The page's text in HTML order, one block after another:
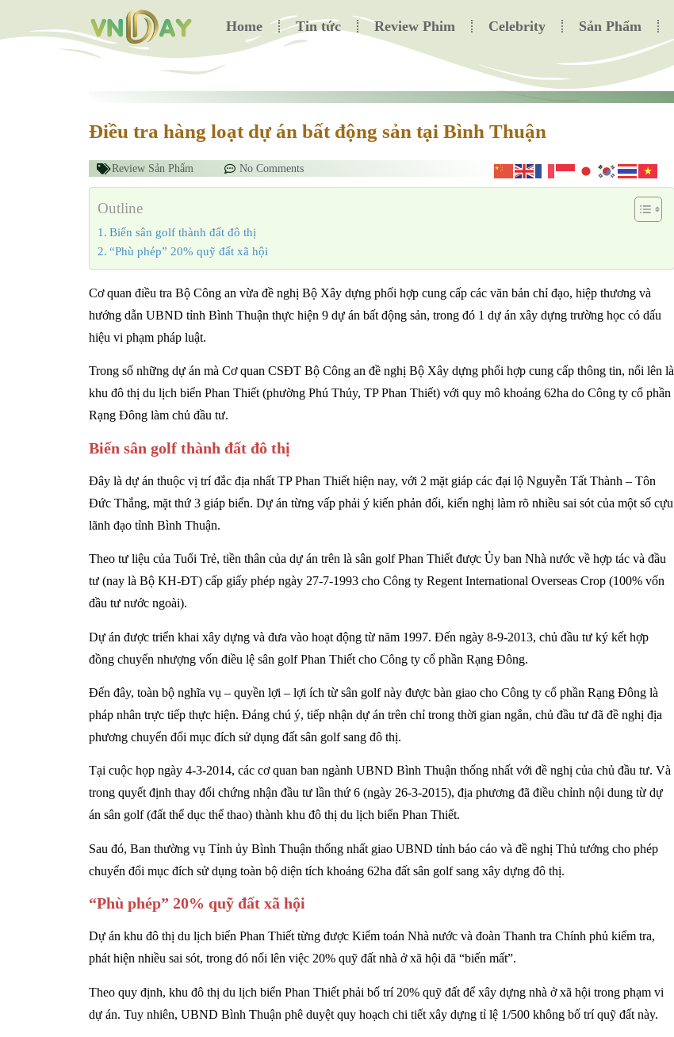
Home Tin tức Review Phim Celebrity Sản Phẩm
Điều tra hàng loạt dự án bất động sản tại Bình Thuận
Review Sản Phẩm No Comments
Outline
Biến sân golf thành đất đô thị
“Phù phép” 20% quỹ đất xã hội
Cơ quan điều tra Bộ Công an vừa đề nghị Bộ Xây dựng phối hợp cung cấp các văn bản chỉ đạo, hiệp thương và
hướng dẫn UBND tỉnh Bình Thuận thực hiện 9 dự án bất động sản, trong đó 1 dự án xây dựng trường học có dấu
hiệu vi phạm pháp luật.
Trong số những dự án mà Cơ quan CSĐT Bộ Công an đề nghị Bộ Xây dựng phối hợp cung cấp thông tin, nổi lên là
khu đô thị du lịch biển Phan Thiết (phường Phú Thủy, TP Phan Thiết) với quy mô khoảng 62ha do Công ty cổ phần
Rạng Đông làm chủ đầu tư.
Biến sân golf thành đất đô thị
Đây là dự án thuộc vị trí đắc địa nhất TP Phan Thiết hiện nay, với 2 mặt giáp các đại lộ Nguyễn Tất Thành – Tôn
Đức Thắng, mặt thứ 3 giáp biển. Dự án từng vấp phải ý kiến phản đối, kiến nghị làm rõ nhiều sai sót của một số cựu
lãnh đạo tỉnh Bình Thuận.
Theo tư liệu của Tuổi Trẻ, tiền thân của dự án trên là sân golf Phan Thiết được Ủy ban Nhà nước về hợp tác và đầu
tư (nay là Bộ KH-ĐT) cấp giấy phép ngày 27-7-1993 cho Công ty Regent International Overseas Crop (100% vốn
đầu tư nước ngoài).
Dự án được triển khai xây dựng và đưa vào hoạt động từ năm 1997. Đến ngày 8-9-2013, chủ đầu tư ký kết hợp
đồng chuyển nhượng vốn điều lệ sân golf Phan Thiết cho Công ty cổ phần Rạng Đông.
Đến đây, toàn bộ nghĩa vụ – quyền lợi – lợi ích từ sân golf này được bàn giao cho Công ty cổ phần Rạng Đông là
pháp nhân trực tiếp thực hiện. Đáng chú ý, tiếp nhận dự án trên chỉ trong thời gian ngắn, chủ đầu tư đã đề nghị địa
phương chuyển đổi mục đích sử dụng đất sân golf sang đô thị.
Tại cuộc họp ngày 4-3-2014, các cơ quan ban ngành UBND Bình Thuận thống nhất với đề nghị của chủ đầu tư. Và
trong quyết định thay đổi chứng nhận đầu tư lần thứ 6 (ngày 26-3-2015), địa phương đã điều chỉnh nội dung từ dự
án sân golf (đất thể dục thể thao) thành khu đô thị du lịch biển Phan Thiết.
Sau đó, Ban thường vụ Tỉnh ủy Bình Thuận thống nhất giao UBND tỉnh báo cáo và đề nghị Thủ tướng cho phép
chuyển đổi mục đích sử dụng toàn bộ diện tích khoảng 62ha đất sân golf sang xây dựng đô thị.
“Phù phép” 20% quỹ đất xã hội
Dự án khu đô thị du lịch biển Phan Thiết từng được Kiểm toán Nhà nước và đoàn Thanh tra Chính phủ kiểm tra,
phát hiện nhiều sai sót, trong đó nổi lên việc 20% quỹ đất nhà ở xã hội đã “biến mất”.
Theo quy định, khu đô thị du lịch biển Phan Thiết phải bố trí 20% quỹ đất để xây dựng nhà ở xã hội trong phạm vi
dự án. Tuy nhiên, UBND Bình Thuận phê duyệt quy hoạch chi tiết xây dựng tỉ lệ 1/500 không bố trí quỹ đất này.